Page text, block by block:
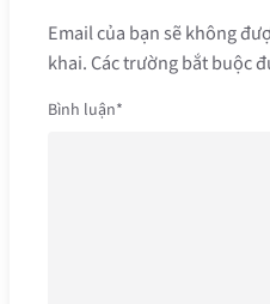
Email của bạn sẽ không
khai. Các trường bắt buộc
Bình luận*